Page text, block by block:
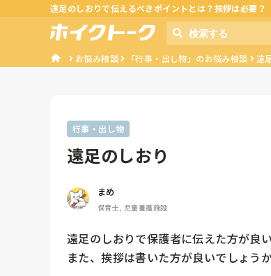
遠足のしおりで伝えるべきポイントとは？挨拶は必要？
お悩み相談 「行事・出し物」のお悩み相談 遠
行事・出し物
遠足のしおり
まめ
保育士, 児童養護施設
遠足のしおりで保護者に伝えた方が良
また、挨拶は書いた方が良いでしょう